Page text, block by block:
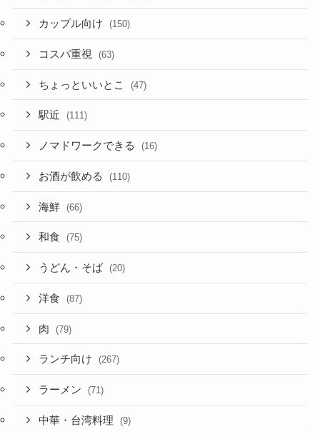
カップル向け (150)
コスパ重視 (63)
ちょっといいとこ (47)
駅近 (111)
ノマドワークできる (16)
お酒が飲める (110)
海鮮 (66)
和食 (75)
うどん・そば (20)
洋食 (87)
肉 (79)
ランチ向け (267)
ラーメン (71)
中華・台湾料理 (9)